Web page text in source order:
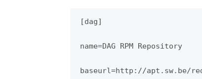
[dag]
name=DAG RPM Repository
baseurl=http://apt.sw.be/